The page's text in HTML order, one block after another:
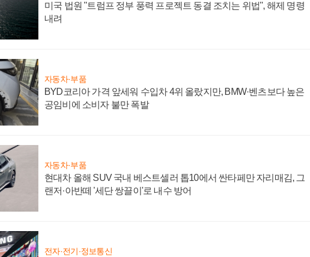
미국 법원 "트럼프 정부 풍력 프로젝트 동결 조치는 위법", 해제 명령
내려
자동차·부품
BYD코리아 가격 앞세워 수입차 4위 올랐지만, BMW·벤츠보다 높은
공임비에 소비자 불만 폭발
자동차·부품
현대차 올해 SUV 국내 베스트셀러 톱10에서 싼타페만 자리매김, 그
랜저·아반떼 '세단 쌍끌이'로 내수 방어
전자·전기·정보통신